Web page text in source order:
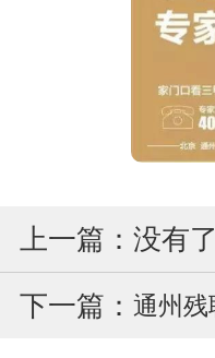
上一篇：没有了
下一篇： 通州残